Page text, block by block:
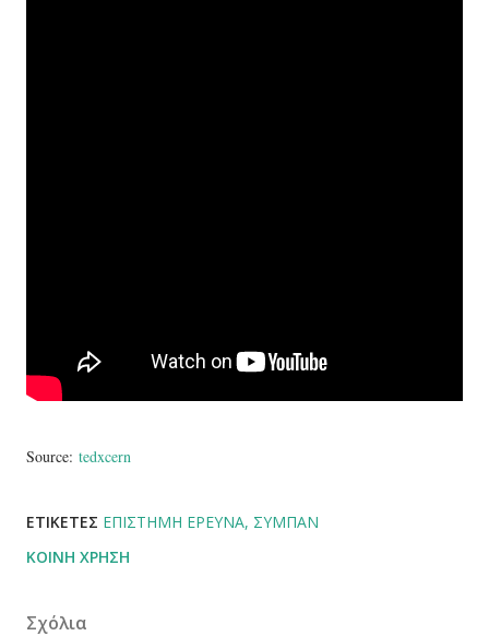
Source: tedxcern
ΕΤΙΚΈΤΕΣ ΕΠΙΣΤΉΜΗ ΈΡΕΥΝΑ ΣΎΜΠΑΝ
ΚΟΙΝΉ ΧΡΉΣΗ
Σχόλια